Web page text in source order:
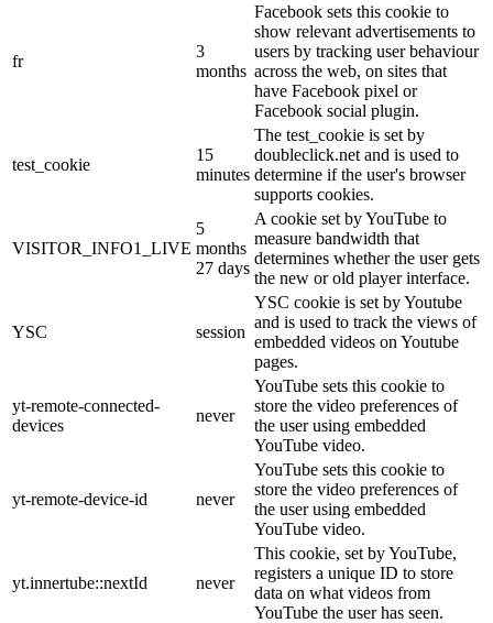
fr
3
months
Facebook sets this cookie to
show relevant advertisements to
users by tracking user behaviour
across the web, on sites that
have Facebook pixel or
Facebook social plugin.
test_cookie
15
minutes
The test_cookie is set by
doubleclick.net and is used to
determine if the user's browser
supports cookies.
VISITOR_INFO1_LIVE
5
months
27 days
A cookie set by YouTube to
measure bandwidth that
determines whether the user gets
the new or old player interface.
YSC session
YSC cookie is set by Youtube
and is used to track the views of
embedded videos on Youtube
pages.
yt-remote-connected-
devices
never
YouTube sets this cookie to
store the video preferences of
the user using embedded
YouTube video.
yt-remote-device-id never
YouTube sets this cookie to
store the video preferences of
the user using embedded
YouTube video.
yt.innertube::nextId never
This cookie, set by YouTube,
registers a unique ID to store
data on what videos from
YouTube the user has seen.